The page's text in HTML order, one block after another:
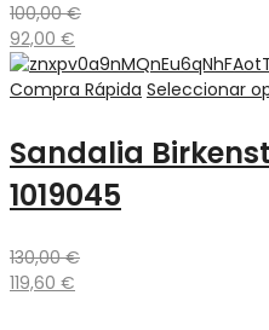
100,00€
92,00 €
Compra Rápida Seleccionar
Sandalia
1019045
130,00€
119,60 €